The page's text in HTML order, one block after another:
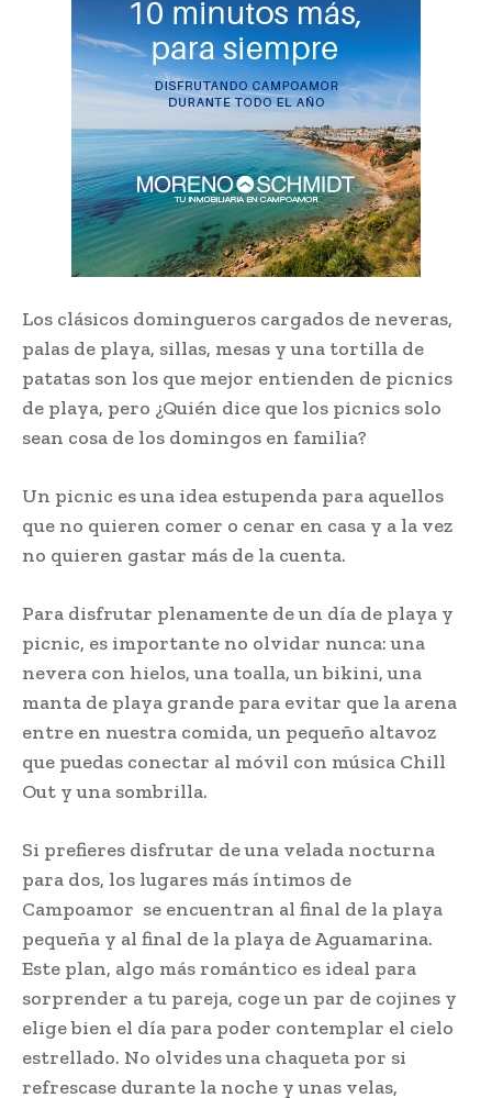
Los clásicos domingueros cargados de neveras,
palas de playa, sillas, mesas y una tortilla de
patatas son los que mejor entienden de picnics
de playa, pero ¿Quién dice que los picnics solo
sean cosa de los domingos en familia?
Un picnic es una idea estupenda para aquellos
que no quieren comer o cenar en casa y a la vez
no quieren gastar más de la cuenta.
Para disfrutar plenamente de un día de playa y
picnic, es importante no olvidar nunca: una
nevera con hielos, una toalla, un bikini, una
manta de playa grande para evitar que la arena
entre en nuestra comida, un pequeño altavoz
que puedas conectar al móvil con música Chill
Out y una sombrilla.
Si prefieres disfrutar de una velada nocturna
para dos, los lugares más íntimos de
Campoamor se encuentran al final de la playa
pequeña y al final de la playa de Aguamarina.
Este plan, algo más romántico es ideal para
sorprender a tu pareja, coge un par de cojines y
elige bien el día para poder contemplar el cielo
estrellado. No olvides una chaqueta por si
refrescase durante la noche y unas velas,